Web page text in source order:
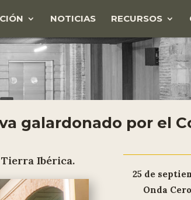
NOTICIAS RECURSOS
galardonado por el
Ibérica.
25 de
Onda